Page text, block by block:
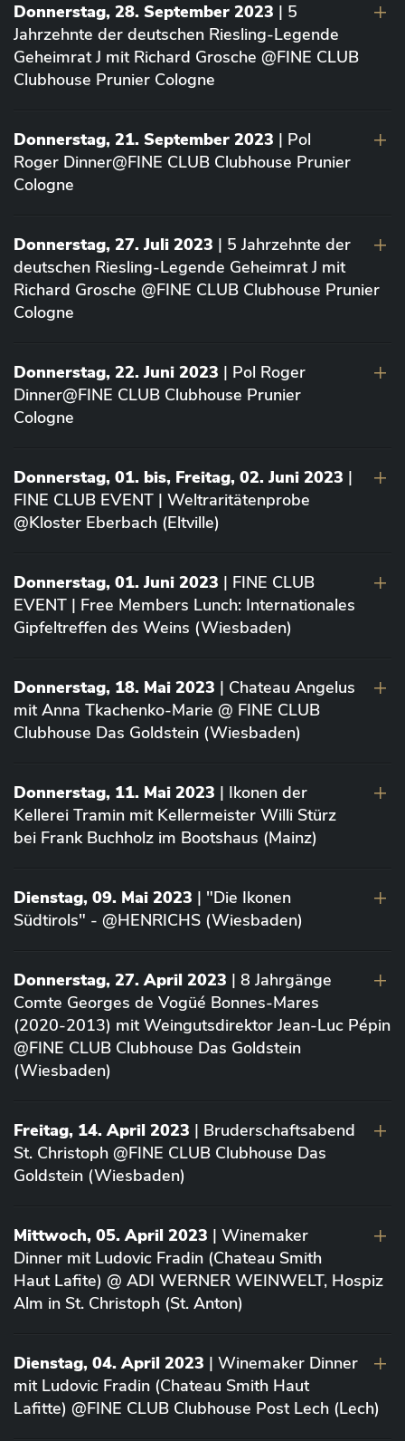
Donnerstag, 28. September 2023 | 5
Jahrzehnte der deutschen Riesling-Legende
Geheimrat J mit Richard Grosche @FINE CLUB
Clubhouse Prunier Cologne
Donnerstag, 21. September 2023 | Pol
Roger Dinner@FINE CLUB Clubhouse Prunier
Cologne
Donnerstag, 27. Juli 2023 | 5 Jahrzehnte der
deutschen Riesling-Legende Geheimrat J mit
Richard Grosche @FINE CLUB Clubhouse Prunier
Cologne
Donnerstag, 22. Juni 2023 | Pol Roger
Dinner@FINE CLUB Clubhouse Prunier
Cologne
Donnerstag, 01. bis, Freitag, 02. Juni 2023 |
FINE CLUB EVENT | Weltraritätenprobe
@Kloster Eberbach (Eltville)
Donnerstag, 01. Juni 2023 | FINE CLUB
EVENT | Free Members Lunch: Internationales
Gipfeltreffen des Weins (Wiesbaden)
Donnerstag, 18. Mai 2023 | Chateau Angelus
mit Anna Tkachenko-Marie @ FINE CLUB
Clubhouse Das Goldstein (Wiesbaden)
Donnerstag, 11. Mai 2023 | Ikonen der
Kellerei Tramin mit Kellermeister Willi Stürz
bei Frank Buchholz im Bootshaus (Mainz)
Dienstag, 09. Mai 2023 | "Die Ikonen
Südtirols" - @HENRICHS (Wiesbaden)
Donnerstag, 27. April 2023 | 8 Jahrgänge
Comte Georges de Vogüé Bonnes-Mares
(2020-2013) mit Weingutsdirektor Jean-Luc Pépin
@FINE CLUB Clubhouse Das Goldstein
(Wiesbaden)
Freitag, 14. April 2023 | Bruderschaftsabend
St. Christoph @FINE CLUB Clubhouse Das
Goldstein (Wiesbaden)
Mittwoch, 05. April 2023 | Winemaker
Dinner mit Ludovic Fradin (Chateau Smith
Haut Lafite) @ ADI WERNER WEINWELT, Hospiz
Alm in St. Christoph (St. Anton)
Dienstag, 04. April 2023 | Winemaker Dinner
mit Ludovic Fradin (Chateau Smith Haut
Lafitte) @FINE CLUB Clubhouse Post Lech (Lech)